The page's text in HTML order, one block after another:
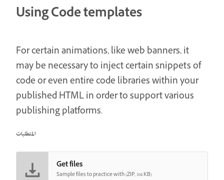
Using Code templates
For certain animations, like web banners, it
may be necessary to inject certain snippets of
code or even entire code libraries within your
published HTML in order to support various
publishing platforms.
المتطلبات
Get files
Sample files to practice with (ZIP, 104 KB)